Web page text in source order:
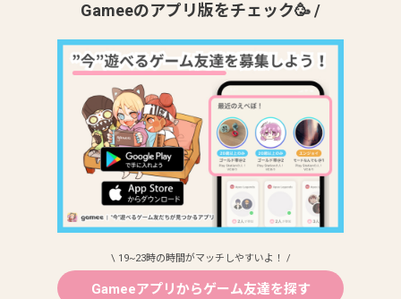
Gameeのアプリ版をチェック🥳 /
\ 19~23時の時間がマッチしやすいよ！ /
Gameeアプリからゲーム友達を探す